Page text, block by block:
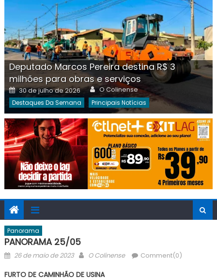
Deputado Marcos Pereira destina R$ 3
milhões para obras e serviços
Posted
on
30 de julho de 2026 Author
O Colinense
Destaques Da Semana Principais Notícias
Panorama
PANORAMA 25/05
Posted
26 de maio de 2023 Author
O Colinense Comment(0)
FURTO DE CAMINHÃO DE USINA